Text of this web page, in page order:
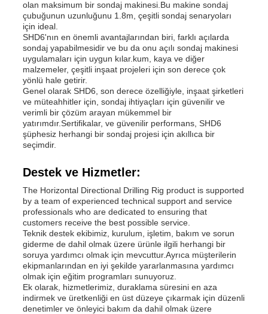
olan maksimum bir sondaj makinesi.Bu makine sondaj
çubuğunun uzunluğunu 1.8m, çeşitli sondaj senaryoları
için ideal.
SHD6'nın en önemli avantajlarından biri, farklı açılarda
sondaj yapabilmesidir ve bu da onu açılı sondaj makinesi
uygulamaları için uygun kılar.kum, kaya ve diğer
malzemeler, çeşitli inşaat projeleri için son derece çok
yönlü hale getirir.
Genel olarak SHD6, son derece özelliğiyle, inşaat şirketleri
ve müteahhitler için, sondaj ihtiyaçları için güvenilir ve
verimli bir çözüm arayan mükemmel bir
yatırımdır.Sertifikalar, ve güvenilir performans, SHD6
şüphesiz herhangi bir sondaj projesi için akıllıca bir
seçimdir.
Destek ve Hizmetler:
The Horizontal Directional Drilling Rig product is supported
by a team of experienced technical support and service
professionals who are dedicated to ensuring that
customers receive the best possible service.
Teknik destek ekibimiz, kurulum, işletim, bakım ve sorun
giderme de dahil olmak üzere ürünle ilgili herhangi bir
soruya yardımcı olmak için mevcuttur.Ayrıca müşterilerin
ekipmanlarından en iyi şekilde yararlanmasına yardımcı
olmak için eğitim programları sunuyoruz.
Ek olarak, hizmetlerimiz, duraklama süresini en aza
indirmek ve üretkenliği en üst düzeye çıkarmak için düzenli
denetimler ve önleyici bakım da dahil olmak üzere